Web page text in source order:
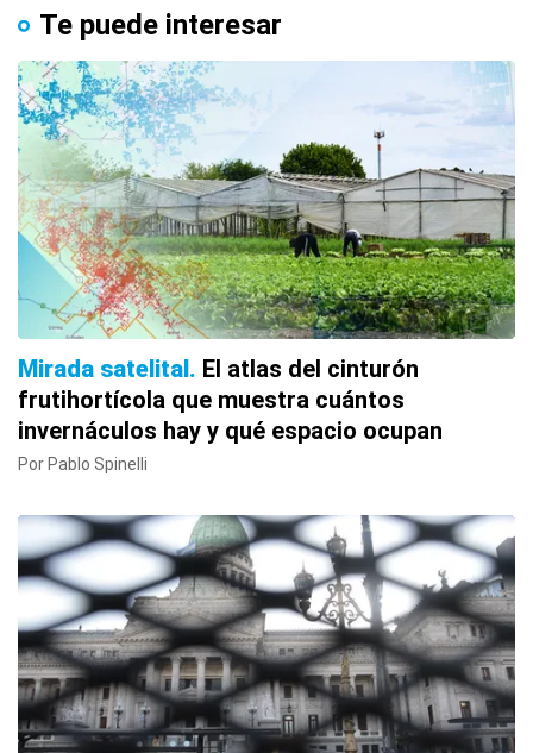
Te puede interesar
Mirada satelital El atlas del cinturón
frutihortícola que muestra cuántos
invernáculos hay y qué espacio ocupan
Por Pablo Spinelli